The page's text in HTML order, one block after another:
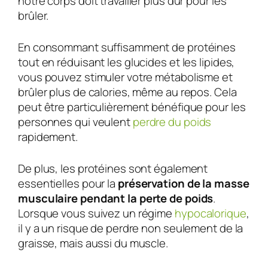
brûler.
En consommant suffisamment de protéines
tout en réduisant les glucides et les lipides,
vous pouvez stimuler votre métabolisme et
brûler plus de calories, même au repos. Cela
peut être particulièrement bénéfique pour les
personnes qui veulentperdre du poids
rapidement.
De plus, les protéines sont également
essentielles pour la préservation de la masse
musculaire pendant la perte de poids.
Lorsque vous suivez un régime hypocalorique,
il y a un risque de perdre non seulement de la
graisse, mais aussi du muscle.